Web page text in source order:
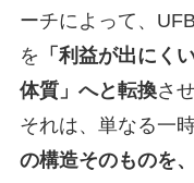
ーチによって、
を 「利益が出にく
体質」へと転換さ
それは、単なる一
の構造そのものを